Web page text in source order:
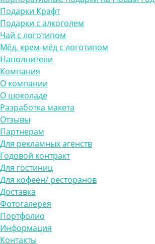
Подарки Крафт
Подарки с алкоголем
Чай с логотипом
Мёд, крем-мёд с логотипом
Наполнители
Компания
О компании
О шоколаде
Разработка макета
Отзывы
Партнерам
Для рекламных агенств
Годовой контракт
Для гостиниц
Для кофеен/ ресторанов
Доставка
Фотогалерея
Портфолио
Информация
Контакты